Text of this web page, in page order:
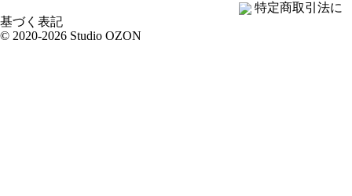
特定商取引法に
基づく表記
© 2020-2026 Studio OZON